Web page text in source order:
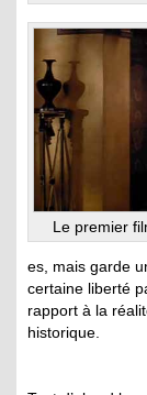
Le premier
es, mais garde
certaine liberté
rapport à la
historique.